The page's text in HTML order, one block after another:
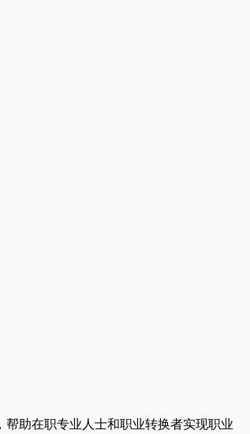
助在职专业人士和职业转换者实现职业